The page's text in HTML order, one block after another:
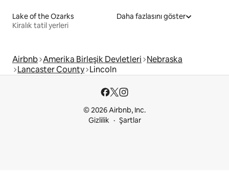
Lake of the Ozarks
Kiralık tatil yerleri
Daha fazlasını göster
Airbnb Amerika Birleşik Devletleri Nebraska
Lancaster County Lincoln
© 2026 Airbnb, Inc.
Gizlilik
Şartlar